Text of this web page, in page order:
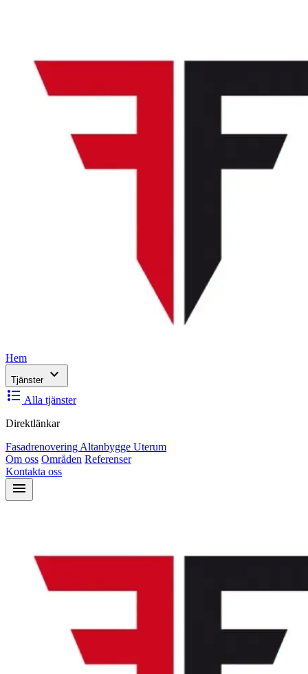
Hem
Tjänster expand_more
format_list_bulleted Alla tjänster
Direktlänkar
Fasadrenovering Altanbygge Uterum
Om oss Områden Referenser
Kontakta oss
menu